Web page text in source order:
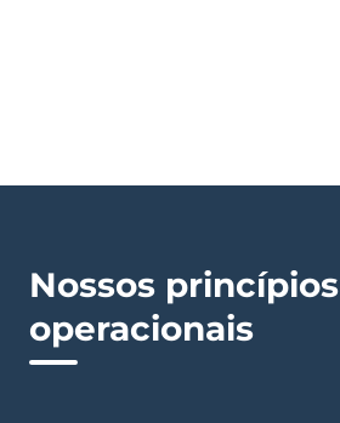
Nossos princípios
operacionais